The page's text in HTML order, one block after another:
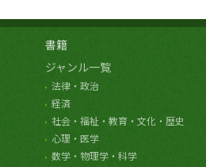
書籍
ジャンル一覧
法律・政治
経済
社会・福祉・教育・文化・歴史
心理・医学
数学・物理学・科学